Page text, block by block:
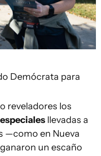
Demócrata para
reveladores los
llevadas a
—como en Nueva
un escaño